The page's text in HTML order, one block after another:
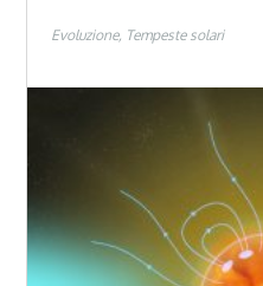
Evoluzione Tempeste solari